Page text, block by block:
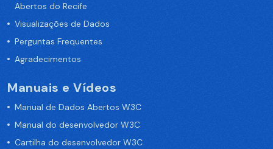
Abertos do Recife
Visualizações de Dados
Perguntas Frequentes
Agradecimentos
Manuais e Vídeos
Manual de Dados Abertos W3C
Manual do desenvolvedor W3C
Cartilha do desenvolvedor W3C